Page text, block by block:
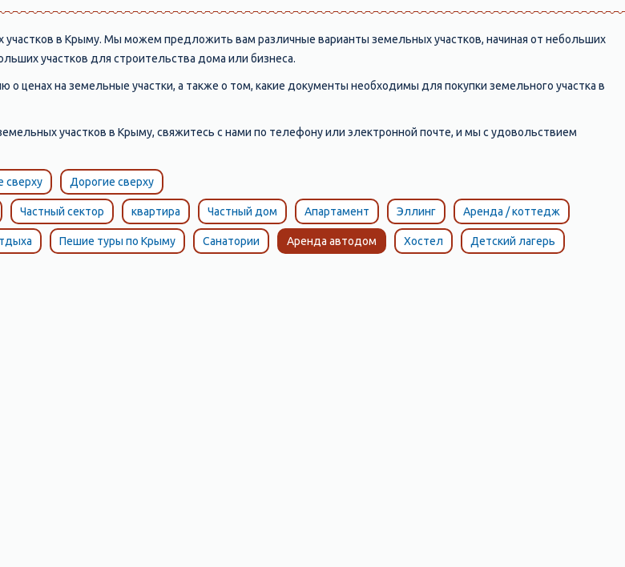
в Крыму. Мы можем предложить вам различные варианты земельных участков, начиная от небольших
участков для строительства дома или бизнеса.
ценах на земельные участки, а также о том, какие документы необходимы для покупки земельного участка в
участков в Крыму, свяжитесь с нами по телефону или электронной почте, и мы с удовольствием
сверху Дорогие сверху
Частный сектор квартира Частный дом Апартамент Эллинг Аренда / коттедж
Пешие туры по Крыму Санатории Аренда автодом Хостел Детский лагерь